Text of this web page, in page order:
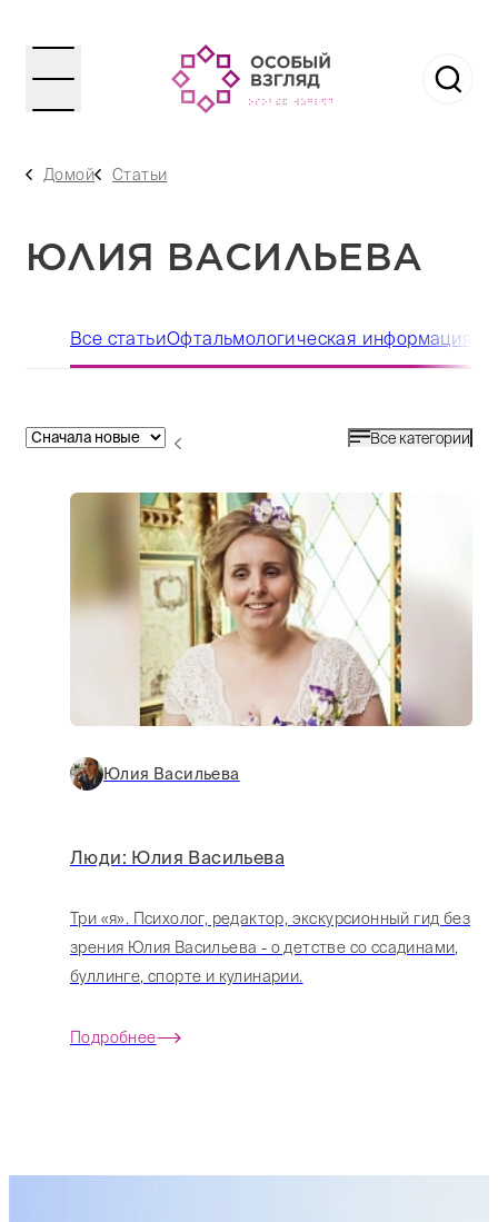
Домой Статьи
ЮЛИЯ ВАСИЛЬЕВА
Все статьиОфтальмологическая информация
Все категории
Юлия Васильева
Люди: Юлия Васильева
Три «я». Психолог, редактор, экскурсионный гид без
зрения Юлия Васильева - о детстве со ссадинами,
буллинге, спорте и кулинарии.
Подробнее